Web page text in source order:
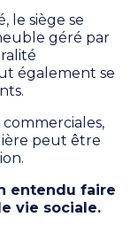
le siège se
géré par
également se
peut être
entendu faire
vie sociale.